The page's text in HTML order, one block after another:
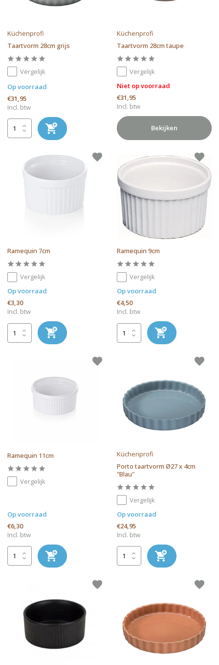
Küchenprofi
Taartvorm 28cm grijs
Vergelijk
Op voorraad
€31,95
Incl. btw
Küchenprofi
Taartvorm 28cm taupe
Vergelijk
Niet op voorraad
€31,95
Incl. btw
Bekijken
Ramequin 7cm
Vergelijk
Op voorraad
€3,30
Incl. btw
Ramequin 9cm
Vergelijk
Op voorraad
€4,50
Incl. btw
Ramequin 11cm
Vergelijk
Op voorraad
€6,30
Incl. btw
Küchenprofi
Porto taartvorm Ø27 x 4cm
"Blau"
Vergelijk
Op voorraad
€24,95
Incl. btw